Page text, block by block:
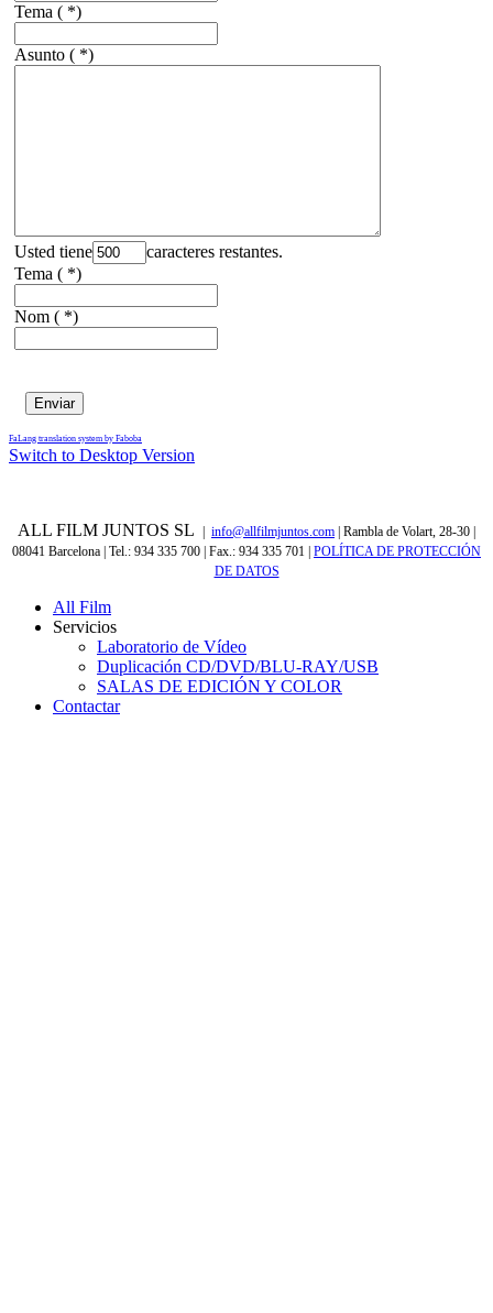
Tema ( *)
Asunto ( *)
Usted tiene
caracteres restantes.
Tema ( *)
Nom ( *)
FaLang translation system by Faboba
Switch to Desktop Version
ALL FILM JUNTOS SL | info@allfilmjuntos.com | Rambla de Volart, 28-30 |
08041 Barcelona | Tel.: 934 335 700 | Fax.: 934 335 701 | POLÍTICA DE PROTECCIÓN
DE DATOS
All Film
Servicios
Laboratorio de Vídeo
Duplicación CD/DVD/BLU-RAY/USB
SALAS DE EDICIÓN Y COLOR
Contactar